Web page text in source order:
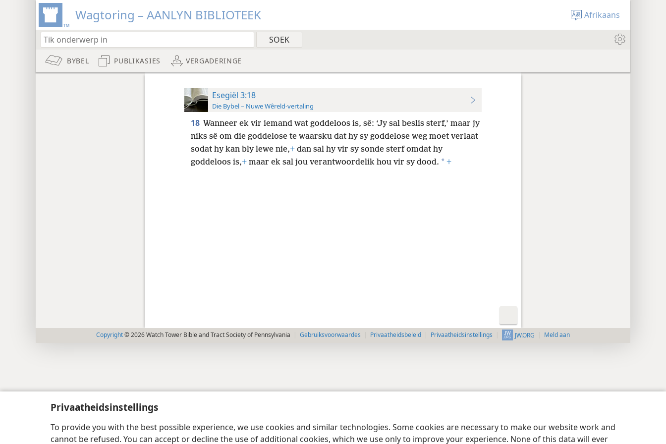
Privaatheidsinstellings
To provide you with the best possible experience, we use cookies and similar technologies. Some cookies are necessary to make our website work and
cannot be refused. You can accept or decline the use of additional cookies, which we use only to improve your experience. None of this data will ever
Wagtoring – AANLYN BIBLIOTEEK Afrikaans
BYBEL PUBLIKASIES VERGADERINGE
Esegiël 3:18
Die Bybel – Nuwe Wêreld-vertaling
18 Wanneer ek vir iemand wat goddeloos is, sê: ‘Jy sal beslis sterf,’ maar jy
niks sê om die goddelose te waarsku dat hy sy goddelose weg moet verlaat
sodat hy kan bly lewe nie,+dan sal hy vir sy sonde sterf omdat hy
goddeloos is,+maar ek sal jou verantwoordelik hou vir sy dood. * +
Copyright© 2026 Watch Tower Bible and Tract Society of Pennsylvania Gebruiksvoorwaardes Privaatheidsbeleid Privaatheidsinstellings JW.ORG Meld aan